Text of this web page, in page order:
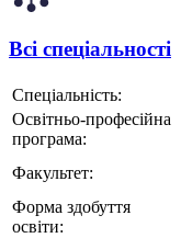
Всі спеціальності
Спеціальність:
Освітньо-професійна
програма:
Факультет:
Форма здобуття
освіти: